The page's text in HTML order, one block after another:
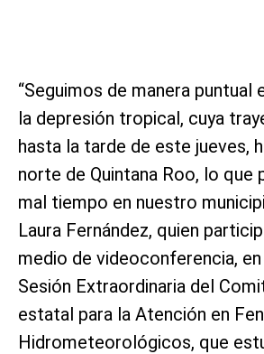
“Seguimos de manera puntual
la depresión tropical, cuya
hasta la tarde de este jueves,
norte de Quintana Roo, lo que
mal tiempo en nuestro
Laura Fernández, quien
medio de videoconferencia,
Sesión Extraordinaria del
estatal para la Atención en
Hidrometeorológicos, que